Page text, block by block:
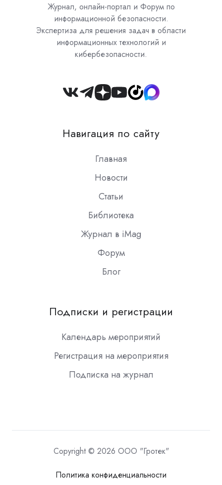
Журнал, онлайн-портал и Форум по
информационной безопасности.
Экспертиза для решения задач в области
информационных технологий и
кибербезопасности.
Join
Slack
Навигация по сайту
Главная
Новости
Статьи
Библиотека
Журнал в iMag
Форум
Блог
Подписки и регистрации
Календарь мероприятий
Регистрация на мероприятия
Подписка на журнал
Copyright © 2026 ООО "Гротек"
Политика конфиденциальности